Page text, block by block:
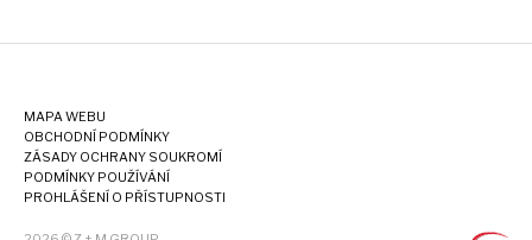
MAPA WEBU
OBCHODNÍ PODMÍNKY
ZÁSADY OCHRANY SOUKROMÍ
PODMÍNKY POUŽÍVÁNÍ
PROHLÁŠENÍ O PŘÍSTUPNOSTI